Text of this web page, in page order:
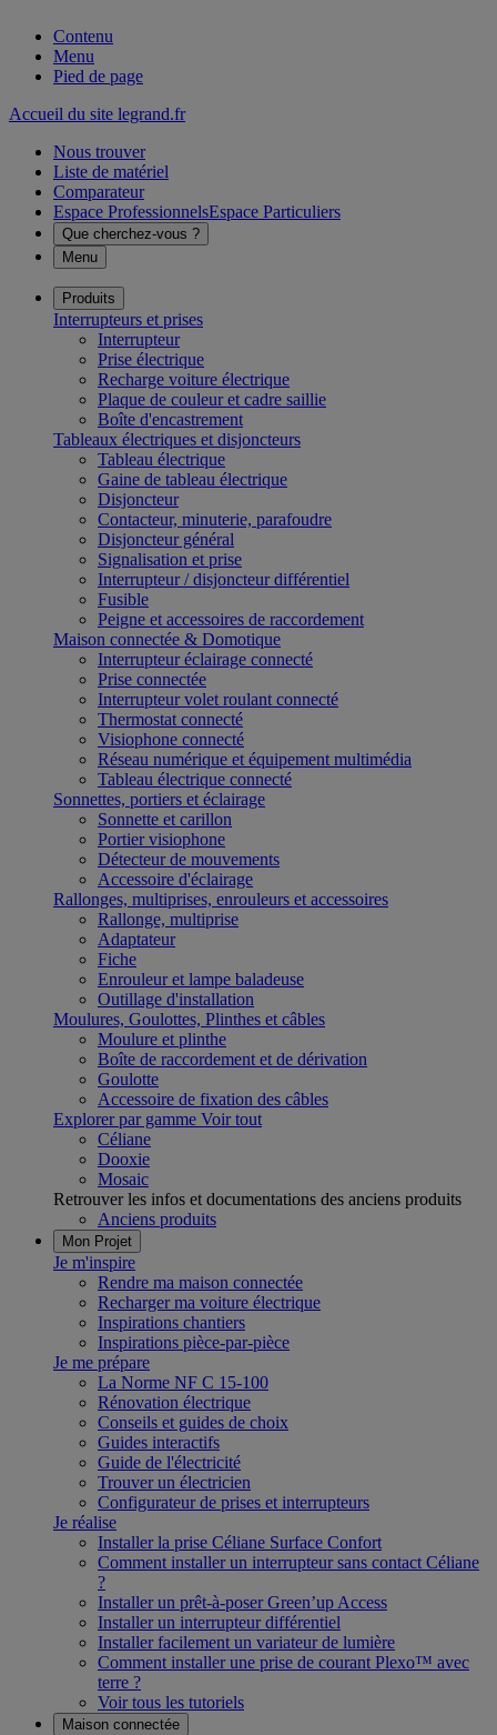
Contenu
Menu
Pied de page
Accueil du site legrand.fr
Nous trouver
Liste de matériel
Comparateur
Espace ProfessionnelsEspace Particuliers
Que cherchez-vous ?
Menu
Produits
Interrupteurs et prises
Interrupteur
Prise électrique
Recharge voiture électrique
Plaque de couleur et cadre saillie
Boîte d'encastrement
Tableaux électriques et disjoncteurs
Tableau électrique
Gaine de tableau électrique
Disjoncteur
Contacteur, minuterie, parafoudre
Disjoncteur général
Signalisation et prise
Interrupteur / disjoncteur différentiel
Fusible
Peigne et accessoires de raccordement
Maison connectée & Domotique
Interrupteur éclairage connecté
Prise connectée
Interrupteur volet roulant connecté
Thermostat connecté
Visiophone connecté
Réseau numérique et équipement multimédia
Tableau électrique connecté
Sonnettes, portiers et éclairage
Sonnette et carillon
Portier visiophone
Détecteur de mouvements
Accessoire d'éclairage
Rallonges, multiprises, enrouleurs et accessoires
Rallonge, multiprise
Adaptateur
Fiche
Enrouleur et lampe baladeuse
Outillage d'installation
Moulures, Goulottes, Plinthes et câbles
Moulure et plinthe
Boîte de raccordement et de dérivation
Goulotte
Accessoire de fixation des câbles
Explorer par gamme Voir tout
Céliane
Dooxie
Mosaic
Retrouver les infos et documentations des anciens produits
Anciens produits
Mon Projet
Je m'inspire
Rendre ma maison connectée
Recharger ma voiture électrique
Inspirations chantiers
Inspirations pièce-par-pièce
Je me prépare
La Norme NF C 15-100
Rénovation électrique
Conseils et guides de choix
Guides interactifs
Guide de l'électricité
Trouver un électricien
Configurateur de prises et interrupteurs
Je réalise
Installer la prise Céliane Surface Confort
Comment installer un interrupteur sans contact Céliane
?
Installer un prêt-à-poser Green’up Access
Installer un interrupteur différentiel
Installer facilement un variateur de lumière
Comment installer une prise de courant Plexo™ avec
terre ?
Voir tous les tutoriels
Maison connectée